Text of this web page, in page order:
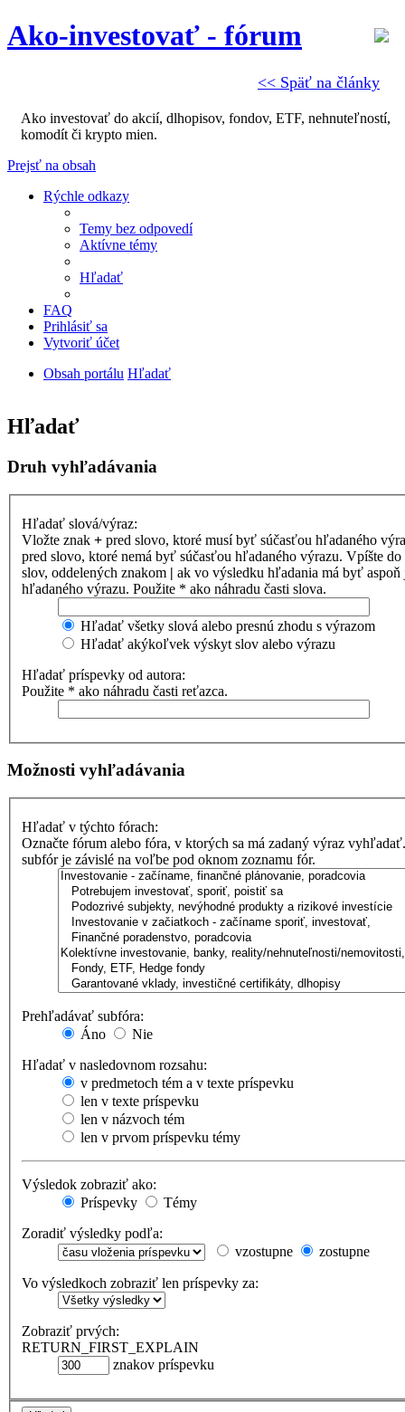
<< Späť na články
Ako-investovať - fórum
Ako investovať do akcií, dlhopisov, fondov, ETF, nehnuteľností,
komodít či krypto mien.
Prejsť na obsah
Rýchle odkazy
Temy bez odpovedí
Aktívne témy
Hľadať
FAQ
Prihlásiť sa
Vytvoriť účet
Obsah portálu Hľadať
Hľadať
Druh vyhľadávania
Hľadať slová/výraz:
Vložte znak + pred slovo, ktoré musí byť súčasťou hľadaného
pred slovo, ktoré nemá byť súčasťou hľadaného výrazu. Vpíšte
slov, oddelených znakom | ak vo výsledku hľadania má byť aspoň
hľadaného výrazu. Použite * ako náhradu časti slova.
Hľadať všetky slová alebo presnú zhodu s výrazom
Hľadať akýkoľvek výskyt slov alebo výrazu
Hľadať príspevky od autora:
Použite * ako náhradu časti reťazca.
Možnosti vyhľadávania
Hľadať v týchto fórach:
Označte fórum alebo fóra, v ktorých sa má zadaný výraz
subfór je závislé na voľbe pod oknom zoznamu fór.
Prehľadávať subfóra:
Áno
Nie
Hľadať v nasledovnom rozsahu:
v predmetoch tém a v texte príspevku
len v texte príspevku
len v názvoch tém
len v prvom príspevku témy
Výsledok zobraziť ako:
Príspevky
Témy
Zoradiť výsledky podľa:
vzostupne
zostupne
Vo výsledkoch zobraziť len príspevky za:
Zobraziť prvých:
RETURN_FIRST_EXPLAIN
znakov príspevku